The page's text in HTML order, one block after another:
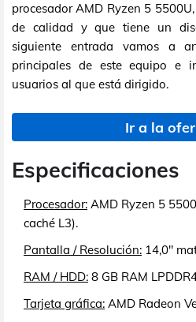
procesador AMD Ryzen 5
de calidad y que tiene un
siguiente entrada vamos a
principales de este equipo e
usuarios al que está dirigido.
Ir a la
Especificaciones
Procesador: AMD Ryzen 5
caché L3).
Pantalla / Resolución: 14,0"
RAM / HDD: 8 GB RAM
Tarjeta gráfica: AMD Radeon